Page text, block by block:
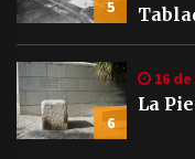
5
6
16
La